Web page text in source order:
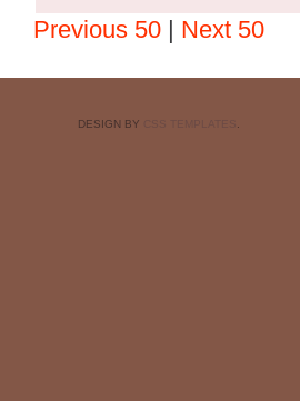
Previous 50 | Next 50
DESIGN BY CSS TEMPLATES